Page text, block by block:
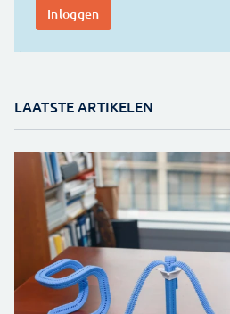
LAATSTE ARTIKELEN